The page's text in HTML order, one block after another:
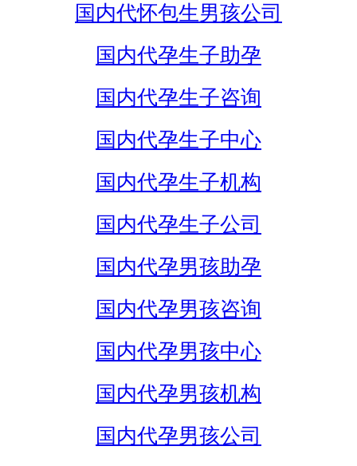
国内代怀包生男孩公司
国内代孕生子助孕
国内代孕生子咨询
国内代孕生子中心
国内代孕生子机构
国内代孕生子公司
国内代孕男孩助孕
国内代孕男孩咨询
国内代孕男孩中心
国内代孕男孩机构
国内代孕男孩公司